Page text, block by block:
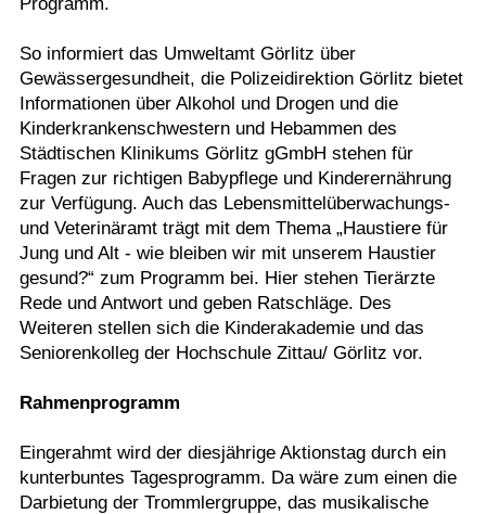
So informiert das Umweltamt Görlitz über
Gewässergesundheit, die Polizeidirektion Görlitz bietet
Informationen über Alkohol und Drogen und die
Kinderkrankenschwestern und Hebammen des
Städtischen Klinikums Görlitz gGmbH stehen für
Fragen zur richtigen Babypflege und Kinderernährung
zur Verfügung. Auch das Lebensmittelüberwachungs-
und Veterinäramt trägt mit dem Thema „Haustiere für
Jung und Alt - wie bleiben wir mit unserem Haustier
gesund?“ zum Programm bei. Hier stehen Tierärzte
Rede und Antwort und geben Ratschläge. Des
Weiteren stellen sich die Kinderakademie und das
Seniorenkolleg der Hochschule Zittau/ Görlitz vor.
Rahmenprogramm
Eingerahmt wird der diesjährige Aktionstag durch ein
kunterbuntes Tagesprogramm. Da wäre zum einen die
Darbietung der Trommlergruppe, das musikalische